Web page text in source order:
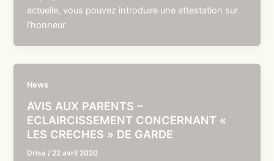
actuelle, vous pouvez introduire une attestation sur
l’honneur
News
AVIS AUX PARENTS –
ECLAIRCISSEMENT CONCERNANT «
LES CRECHES » DE GARDE
Driss / 22 avril 2020